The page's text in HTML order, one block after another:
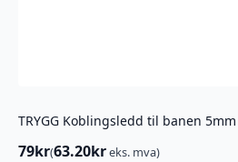
TRYGG Koblingsledd til banen 5mm
79kr(63.20kreks. mva)